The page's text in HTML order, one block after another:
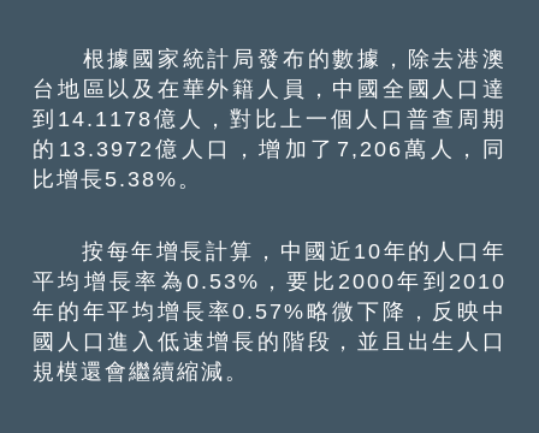
根據國家統計局發布的數據，除去港澳
台地區以及在華外籍人員，中國全國人口達
到14.1178億人，對比上一個人口普查周期
的13.3972億人口，增加了7,206萬人，同
比增長5.38%。
按每年增長計算，中國近10年的人口年
平均增長率為0.53%，要比2000年到2010
年的年平均增長率0.57%略微下降，反映中
國人口進入低速增長的階段，並且出生人口
規模還會繼續縮減。